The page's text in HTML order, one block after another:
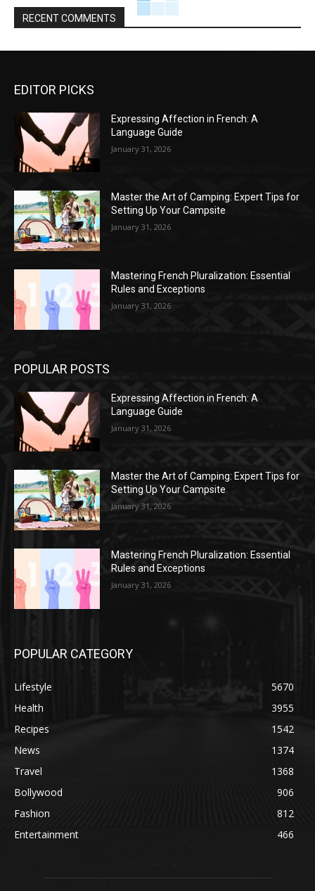
RECENT COMMENTS
EDITOR PICKS
Expressing Affection in French: A
Language Guide
January 31, 2026
Master the Art of Camping: Expert Tips for
Setting Up Your Campsite
January 31, 2026
Mastering French Pluralization: Essential
Rules and Exceptions
January 31, 2026
POPULAR POSTS
Expressing Affection in French: A
Language Guide
January 31, 2026
Master the Art of Camping: Expert Tips for
Setting Up Your Campsite
January 31, 2026
Mastering French Pluralization: Essential
Rules and Exceptions
January 31, 2026
POPULAR CATEGORY
Lifestyle
5670
Health
3955
Recipes
1542
News
1374
Travel
1368
Bollywood
906
Fashion
812
Entertainment
466